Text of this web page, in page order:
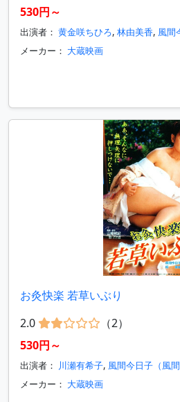
530円～
出演者： 黄金咲ちひろ, 林由美香, 風間
メーカー： 大蔵映画
お灸快楽 若草いぶり
2.0
（2）
530円～
出演者： 川瀬有希子, 風間今日子（風間
メーカー： 大蔵映画